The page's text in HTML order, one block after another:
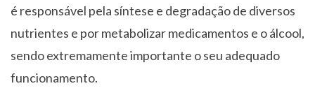
é responsável pela síntese e degradação de diversos
nutrientes e por metabolizar medicamentos e o álcool,
sendo extremamente importante o seu adequado
funcionamento.